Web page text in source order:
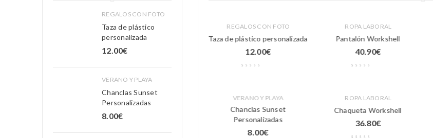
REGALOS CON FOTO
Taza de plástico
personalizada
12.00€
VERANO Y PLAYA
Chanclas Sunset
Personalizadas
8.00€
ROPA LABORAL
Chaleco Workshell
REGALOS CON FOTO
Taza de plástico personalizada
12.00€
VERANO Y PLAYA
Chanclas Sunset
Personalizadas
8.00€
ROPA LABORAL
Pantalón Workshell
40.90€
ROPA LABORAL
Chaqueta Workshell
36.80€